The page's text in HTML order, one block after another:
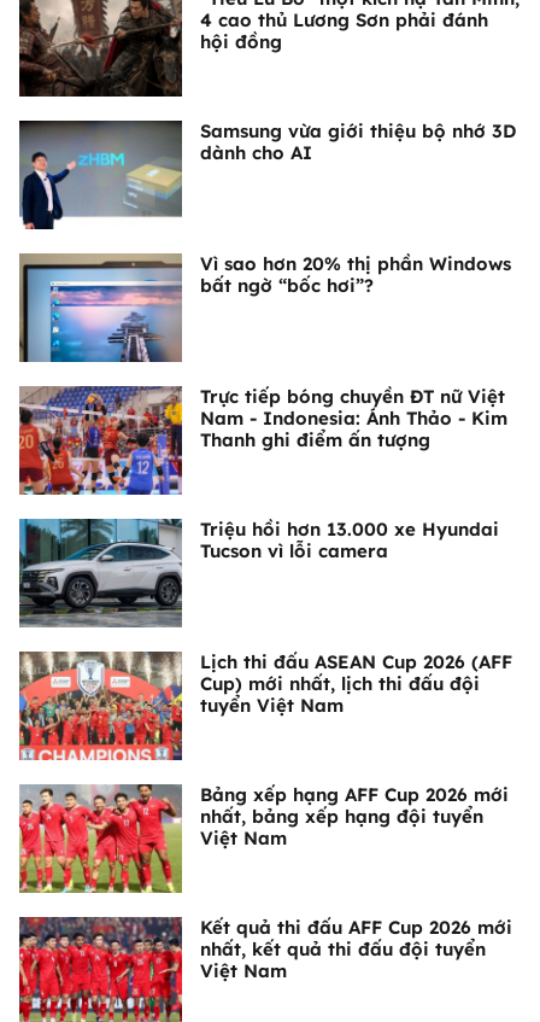
4 cao thủ Lương Sơn phải đánh
hội đồng
Samsung vừa giới thiệu bộ nhớ 3D
dành cho AI
Vì sao hơn 20% thị phần Windows
bất ngờ “bốc hơi”?
Trực tiếp bóng chuyền ĐT nữ Việt
Nam - Indonesia: Ánh Thảo - Kim
Thanh ghi điểm ấn tượng
Triệu hồi hơn 13.000 xe Hyundai
Tucson vì lỗi camera
Lịch thi đấu ASEAN Cup 2026 (AFF
Cup) mới nhất, lịch thi đấu đội
tuyển Việt Nam
Bảng xếp hạng AFF Cup 2026 mới
nhất, bảng xếp hạng đội tuyển
Việt Nam
Kết quả thi đấu AFF Cup 2026 mới
nhất, kết quả thi đấu đội tuyển
Việt Nam